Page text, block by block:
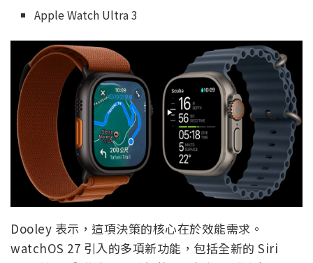
Apple Watch Ultra 3
Dooley 表示，這項決策的核心在於效能需求。
watchOS 27 引入的多項新功能，包括全新的 Siri